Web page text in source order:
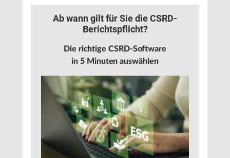
Ab wann gilt für Sie die CSRD-
Berichtspflicht?
Die richtige CSRD-Software
in 5 Minuten auswählen